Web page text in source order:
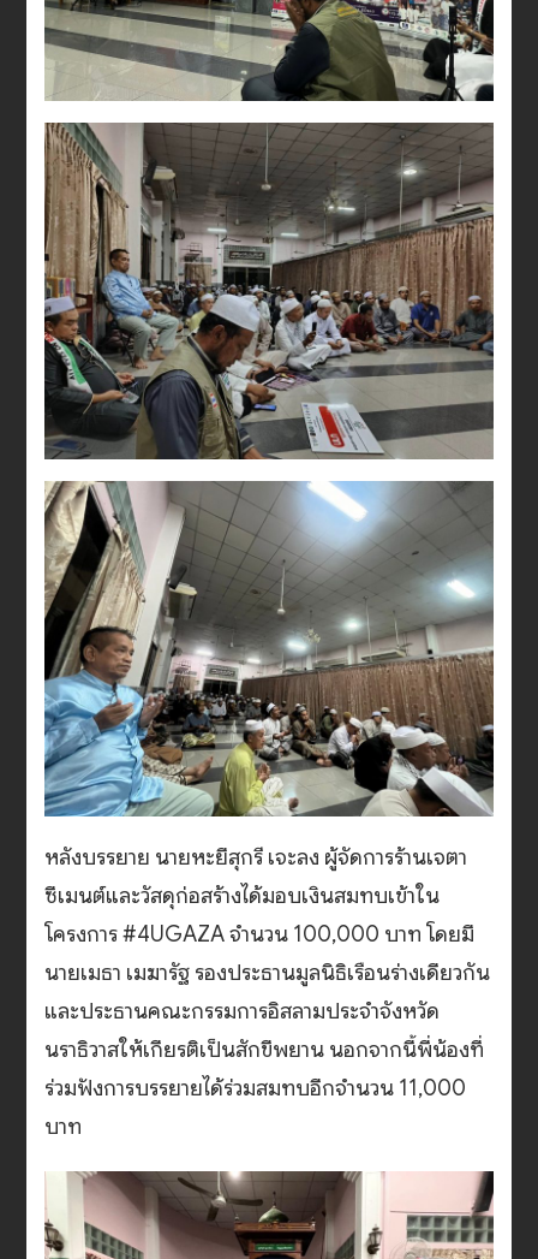
หลังบรรยาย นายหะยีสุกรี เจะลง ผู้จัดการร้านเจตา
ซีเมนต์และวัสดุก่อสร้างได้มอบเงินสมทบเข้าใน
โครงการ #4UGAZA จำนวน 100,000 บาท โดยมี
นายเมธา เมฆารัฐ รองประธานมูลนิธิเรือนร่างเดียวกัน
และประธานคณะกรรมการอิสลามประจำจังหวัด
นราธิวาสให้เกียรติเป็นสักขีพยาน นอกจากนี้พี่น้องที่
ร่วมฟังการบรรยายได้ร่วมสมทบอีกจำนวน 11,000
บาท